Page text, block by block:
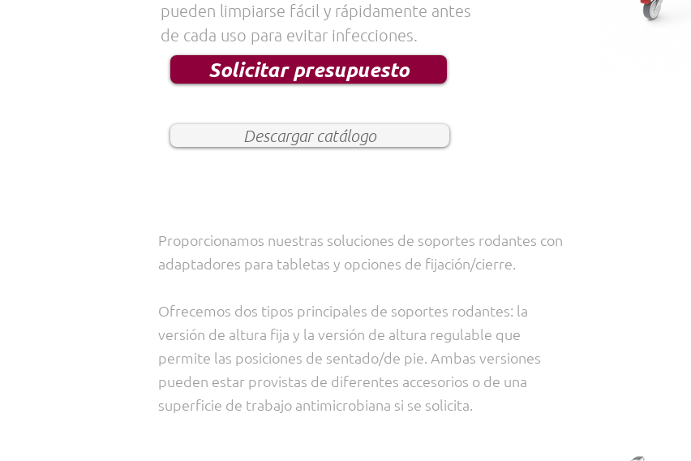
pueden limpiarse fácil y rápidamente antes
de cada uso para evitar infecciones.
Solicitar presupuesto
Descargar catálogo
Proporcionamos nuestras soluciones de soportes rodantes con
adaptadores para tabletas y opciones de fijación/cierre.
Ofrecemos dos tipos principales de soportes rodantes: la
versión de altura fija y la versión de altura regulable que
permite las posiciones de sentado/de pie. Ambas versiones
pueden estar provistas de diferentes accesorios o de una
superficie de trabajo antimicrobiana si se solicita.